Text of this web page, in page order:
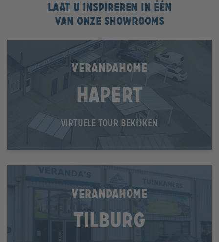
Laat u inspireren in één
van onze showrooms
VERANDAHOME
Hapert
VIRTUELE TOUR BEKIJKEN
VERANDAHOME
Tilburg